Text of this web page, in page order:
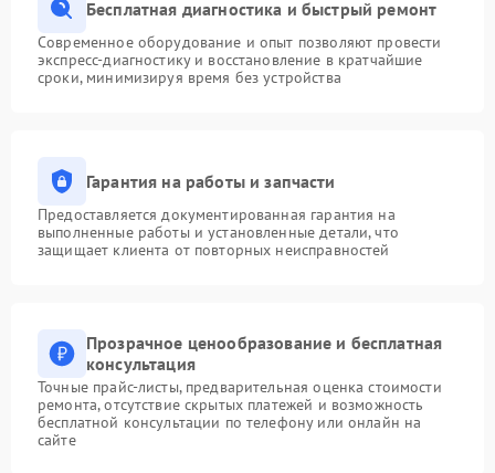
Бесплатная диагностика и быстрый ремонт
Современное оборудование и опыт позволяют провести
экспресс-диагностику и восстановление в кратчайшие
сроки, минимизируя время без устройства
Гарантия на работы и запчасти
Предоставляется документированная гарантия на
выполненные работы и установленные детали, что
защищает клиента от повторных неисправностей
Прозрачное ценообразование и бесплатная
консультация
Точные прайс-листы, предварительная оценка стоимости
ремонта, отсутствие скрытых платежей и возможность
бесплатной консультации по телефону или онлайн на
сайте